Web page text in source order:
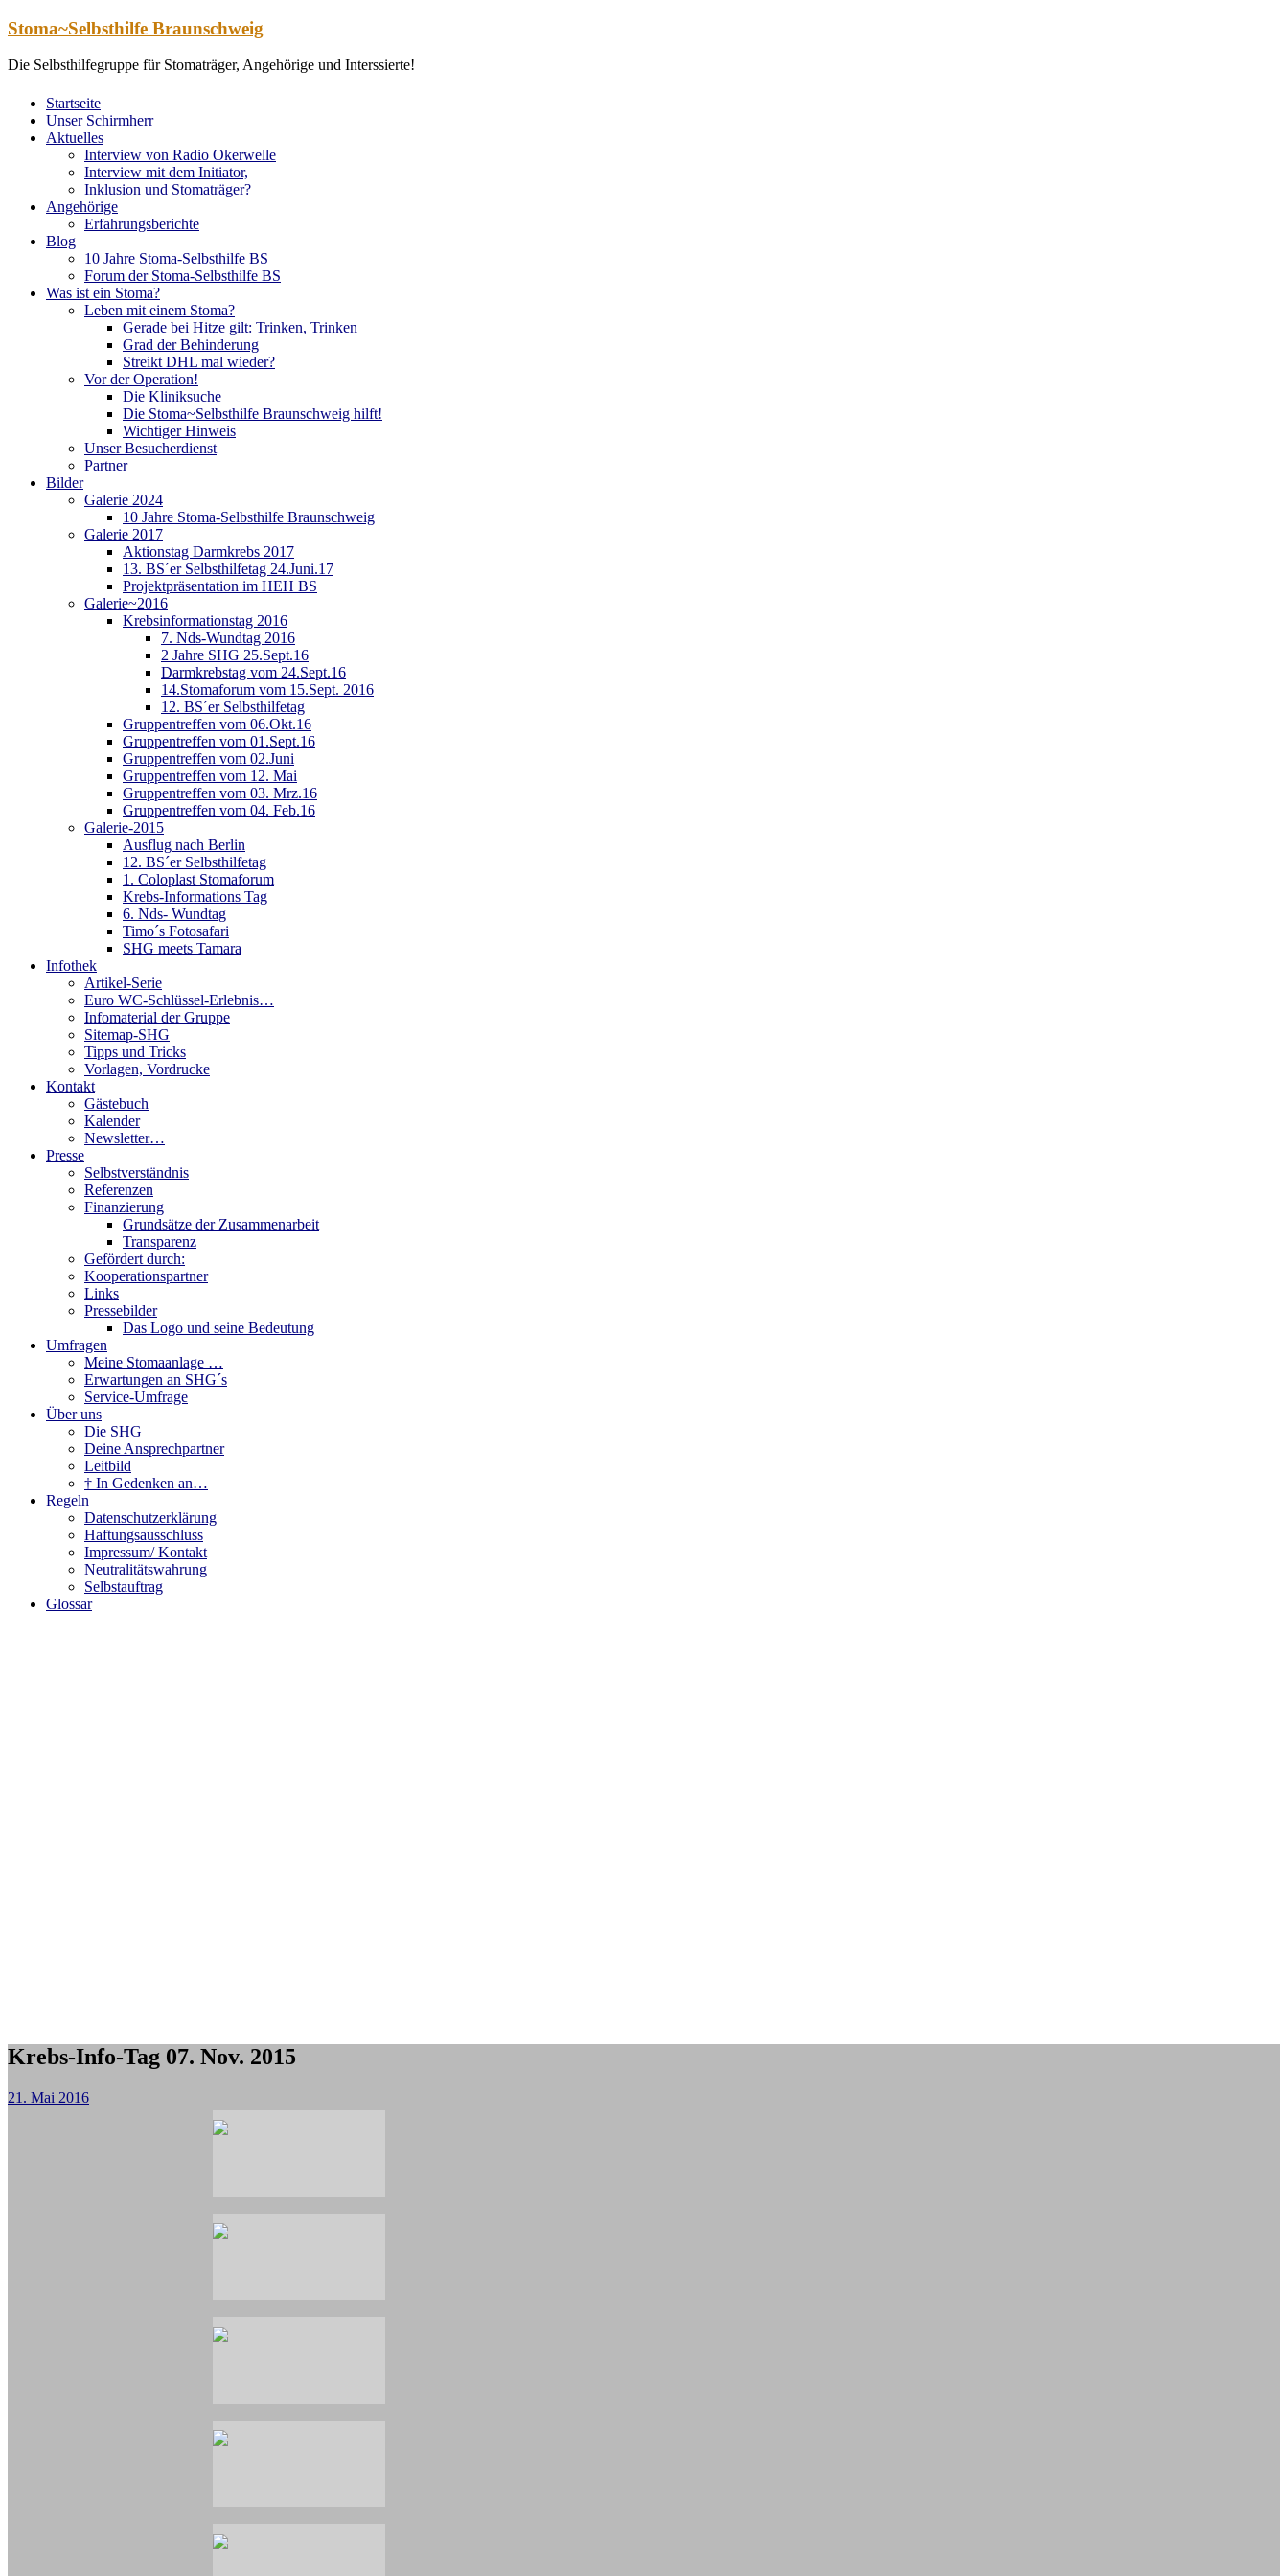
Zum
springen
Stoma~Selbsthilfe Braunschweig
Die Selbsthilfegruppe für Stomaträger, Angehörige und Interssierte!
Startseite
Unser Schirmherr
Aktuelles
Interview von Radio Okerwelle
Interview mit dem Initiator,
Inklusion und Stomaträger?
Angehörige
Erfahrungsberichte
Blog
10 Jahre Stoma-Selbsthilfe BS
Forum der Stoma-Selbsthilfe BS
Was ist ein Stoma?
Leben mit einem Stoma?
Gerade bei Hitze gilt: Trinken, Trinken
Grad der Behinderung
Streikt DHL mal wieder?
Vor der Operation!
Die Kliniksuche
Die Stoma~Selbsthilfe Braunschweig hilft!
Wichtiger Hinweis
Unser Besucherdienst
Partner
Bilder
Galerie 2024
10 Jahre Stoma-Selbsthilfe Braunschweig
Galerie 2017
Aktionstag Darmkrebs 2017
13. BS´er Selbsthilfetag 24.Juni.17
Projektpräsentation im HEH BS
Galerie~2016
Krebsinformationstag 2016
7. Nds-Wundtag 2016
2 Jahre SHG 25.Sept.16
Darmkrebstag vom 24.Sept.16
14.Stomaforum vom 15.Sept. 2016
12. BS´er Selbsthilfetag
Gruppentreffen vom 06.Okt.16
Gruppentreffen vom 01.Sept.16
Gruppentreffen vom 02.Juni
Gruppentreffen vom 12. Mai
Gruppentreffen vom 03. Mrz.16
Gruppentreffen vom 04. Feb.16
Galerie-2015
Ausflug nach Berlin
12. BS´er Selbsthilfetag
1. Coloplast Stomaforum
Krebs-Informations Tag
6. Nds- Wundtag
Timo´s Fotosafari
SHG meets Tamara
Infothek
Artikel-Serie
Euro WC-Schlüssel-Erlebnis…
Infomaterial der Gruppe
Sitemap-SHG
Tipps und Tricks
Vorlagen, Vordrucke
Kontakt
Gästebuch
Kalender
Newsletter…
Presse
Selbstverständnis
Referenzen
Finanzierung
Grundsätze der Zusammenarbeit
Transparenz
Gefördert durch:
Kooperationspartner
Links
Pressebilder
Das Logo und seine Bedeutung
Umfragen
Meine Stomaanlage …
Erwartungen an SHG´s
Service-Umfrage
Über uns
Die SHG
Deine Ansprechpartner
Leitbild
† In Gedenken an…
Regeln
Datenschutzerklärung
Haftungsausschluss
Impressum/ Kontakt
Neutralitätswahrung
Selbstauftrag
Glossar
Krebs-Info-Tag 07. Nov. 2015
21. Mai 2016